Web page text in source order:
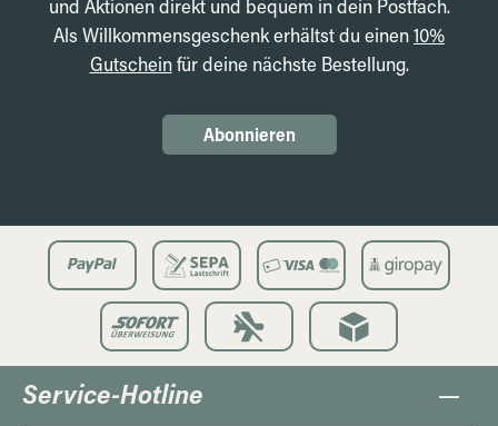
und Aktionen direkt und bequem in dein Postfach.
Als Willkommensgeschenk erhältst du einen10%
Gutscheinfür deine nächste Bestellung.
Abonnieren
Service-Hotline